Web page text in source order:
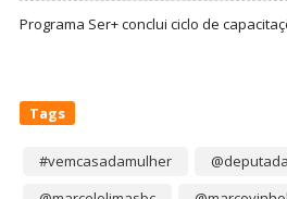
Programa Ser+ conclui ciclo de
Tags
#vemcasadamulher